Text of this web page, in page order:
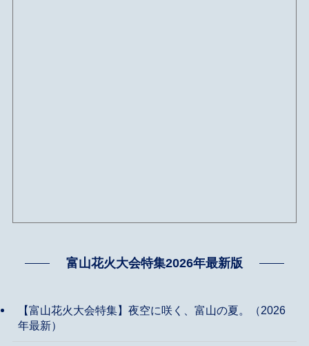
富山花火大会特集2026年最新版
【富山花火大会特集】夜空に咲く、富山の夏。（2026
年最新）